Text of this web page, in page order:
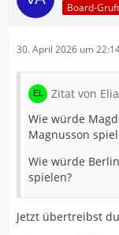
Board-
30. April 2026 um
Zitat von
Wie würde
Magnusson
Wie würde
spielen?
Jetzt übertreibst